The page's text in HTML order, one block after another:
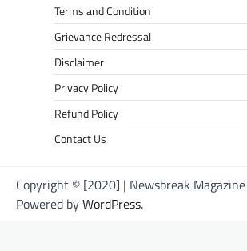
Terms and Condition
Grievance Redressal
Disclaimer
Privacy Policy
Refund Policy
Contact Us
Copyright © [2020] | Newsbreak
Powered byWordPress.